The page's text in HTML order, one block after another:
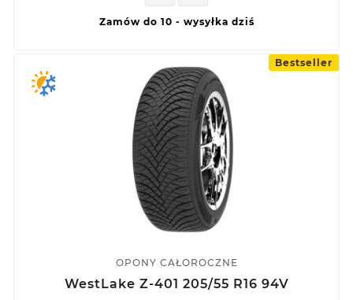
Zamów do 10 - wysyłka dziś
Bestseller
OPONY CAŁOROCZNE
WestLake Z-401 205/55 R16 94V